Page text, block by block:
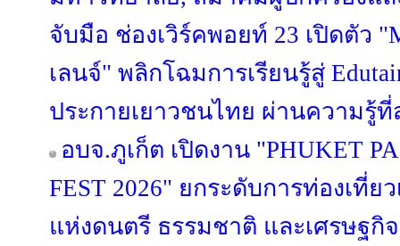
จับมือ ช่องเวิร์คพอยท์ 23 เปิดตัว
เลนจ์" พลิกโฉมการเรียนรู้สู่
ประกายเยาวชนไทย ผ่านความรู้ที่
อบจ.ภูเก็ต เปิดงาน "PHUKET
FEST 2026" ยกระดับการท่องเที่ย
แห่งดนตรี ธรรมชาติ และเศรษฐกิ